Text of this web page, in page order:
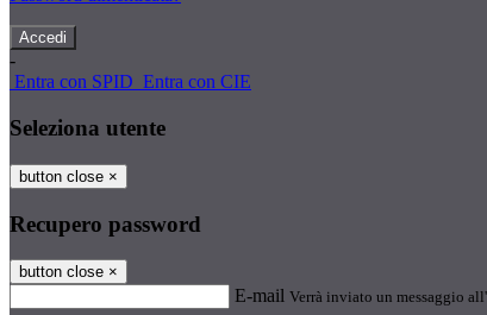
-
Entra con SPID Entra con CIE
Seleziona utente
button close ×
Recupero password
button close ×
E-mail Verrà inviato un messaggio